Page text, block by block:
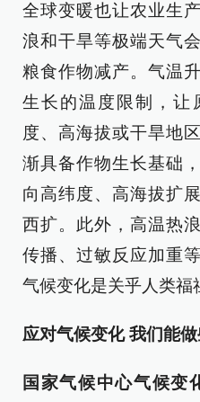
全球变暖也让农业生
浪和干旱等极端天气
粮食作物减产。气温
生长的温度限制，让
度、高海拔或干旱地
渐具备作物生长基础
向高纬度、高海拔扩
西扩。此外，高温热
传播、过敏反应加重
气候变化是关乎人类福
应对气候变化 我们能做
国家气候中心气候变